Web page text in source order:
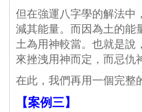
但在強運八字學的解法中
減其能量。而因為土的能
土為用神較當。也就是
來挫洩用神而定，而忌仇
在此，我們再用一個完整
【案例三】